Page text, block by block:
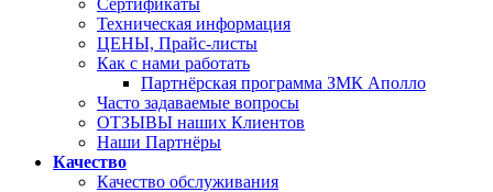
Сертификаты
Техническая информация
ЦЕНЫ, Прайс-листы
Как с нами работать
Партнёрская программа ЗМК Аполло
Часто задаваемые вопросы
ОТЗЫВЫ наших Клиентов
Наши Партнёры
Качество
Качество обслуживания